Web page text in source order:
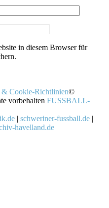
in diesem Browser für
& Cookie-Richtlinien©
vorbehalten FUSSBALL-
| schweriner-fussball.de |
havelland.de